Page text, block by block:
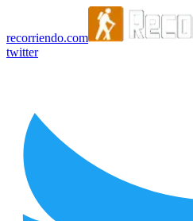
recorriendo.com
twitter